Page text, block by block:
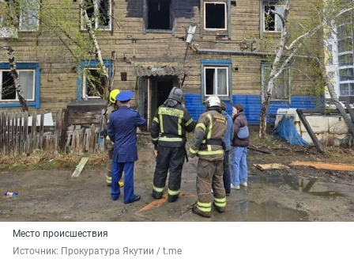
Место происшествия
Источник: Прокуратура Якутии / t.me